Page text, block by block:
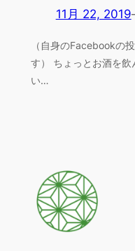
11月 22, 2019
（自身のFacebookの
す） ちょっとお酒を
い…